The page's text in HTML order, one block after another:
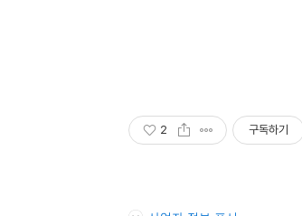
2 구독하기